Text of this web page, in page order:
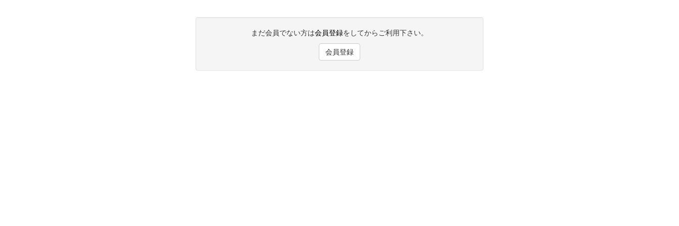
まだ会員でない方は会員登録をしてからご利用下さい。
会員登録